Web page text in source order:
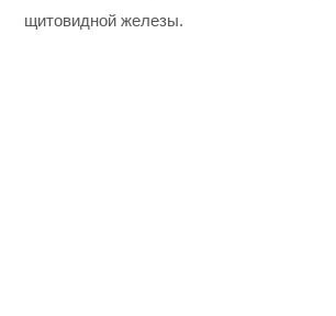
щитовидной железы.